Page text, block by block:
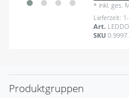
* inkl. ges.
Lieferzeit:
Art.
SKU
Produktgruppen